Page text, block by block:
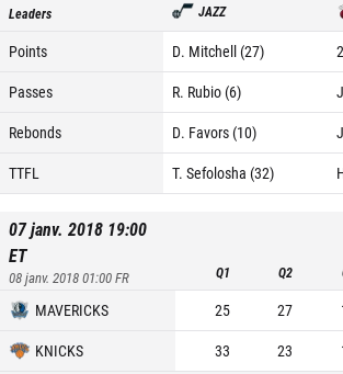
Leaders JAZZ
Points D. Mitchell (27)
Passes
R. Rubio (6)
Rebonds
D. Favors (10)
TTFL
T. Sefolosha (32)
07 janv. 2018 19:00
ET
08 janv. 2018 01:00FR Q1 Q2
MAVERICKS 25 27
KNICKS
33 23